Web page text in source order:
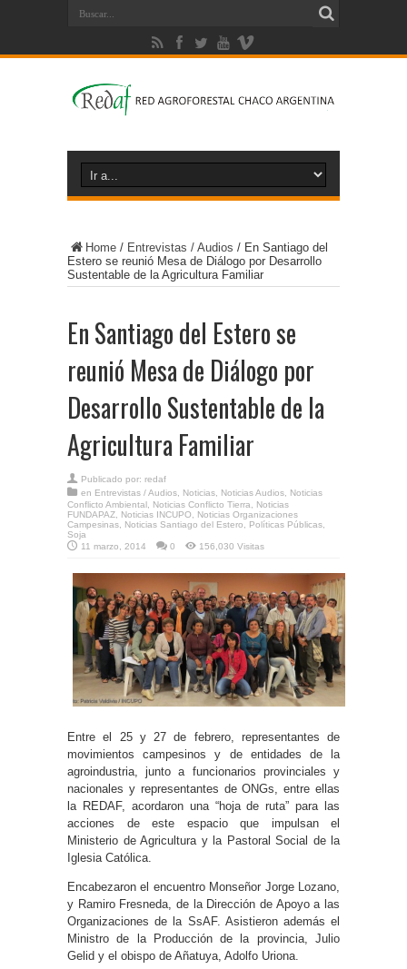
Home / Entrevistas / Audios / En Santiago del
Estero se reunió Mesa de Diálogo por Desarrollo
Sustentable de la Agricultura Familiar
En Santiago del Estero se
reunió Mesa de Diálogo por
Desarrollo Sustentable de la
Agricultura Familiar
Publicado por: redaf
en Entrevistas / Audios Noticias Noticias Audios
Noticias
Conflicto Ambiental
Noticias Conflicto Tierra
Noticias
FUNDAPAZ
Noticias INCUPO
Noticias Organizaciones
Campesinas
Noticias Santiago del Estero Políticas Públicas
Soja
11 marzo, 2014
0 156,030 Visitas
Entre el 25 y 27 de febrero, representantes de
movimientos campesinos y de entidades de la
agroindustria, junto a funcionarios provinciales y
nacionales y representantes de ONGs, entre ellas
la REDAF, acordaron una “hoja de ruta” para las
acciones de este espacio que impulsan el
Ministerio de Agricultura y la Pastoral Social de la
Iglesia Católica.
Encabezaron el encuentro Monseñor Jorge Lozano,
y Ramiro Fresneda, de la Dirección de Apoyo a las
Organizaciones de la SsAF. Asistieron además el
Ministro de la Producción de la provincia, Julio
Gelid y el obispo de Añatuya, Adolfo Uriona.